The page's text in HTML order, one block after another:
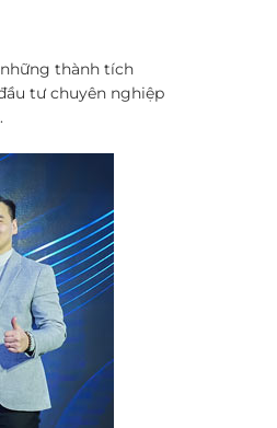
thành tích
tư chuyên nghiệp